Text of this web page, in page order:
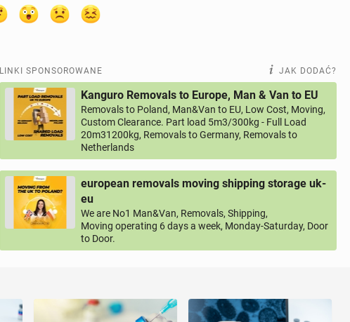
LINKI SPONSOROWANE JAK DODAĆ?
Kanguro Removals to Europe, Man & Van to EU
Removals to Poland, Man&Van to EU, Low Cost, Moving,
Custom Clearance. Part load 5m3/300kg - Full Load
20m31200kg, Removals to Germany, Removals to
Netherlands
european removals moving shipping storage uk-
eu
We are No1 Man&Van, Removals, Shipping,
Moving operating 6 days a week, Monday-Saturday, Door
to Door.